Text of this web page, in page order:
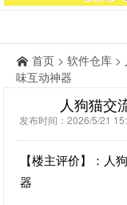
首页 > 软件仓库 >
味互动神器
人狗猫交
发布时间：2026/5/21
【楼主评价】：人
器